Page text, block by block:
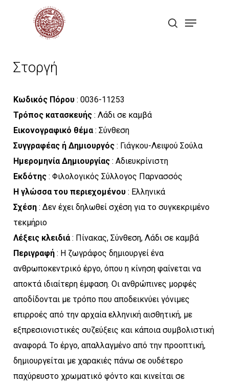
search
Menu
Στοργή
Κωδικός Πόρου: 0036-11253
Τρόπος κατασκευής: Λάδι σε καμβά
Εικονογραφικό θέμα: Σύνθεση
Συγγραφέας ή Δημιουργός: Γιάγκου-Λειψού Σούλα
Ημερομηνία Δημιουργίας: Αδιευκρίνιστη
Εκδότης: Φιλολογικός Σύλλογος Παρνασσός
Η γλώσσα του περιεχομένου: Ελληνικά
Σχέση: Δεν έχει δηλωθεί σχέση για το συγκεκριμένο
τεκμήριο
Λέξεις κλειδιά: Πίνακας, Σύνθεση, Λάδι σε καμβά
Περιγραφή: Η ζωγράφος δημιουργεί ένα
ανθρωποκεντρικό έργο, όπου η κίνηση φαίνεται να
αποκτά ιδιαίτερη έμφαση. Οι ανθρώπινες μορφές
αποδίδονται με τρόπο που αποδεικνύει γόνιμες
επιρροές από την αρχαία ελληνική αισθητική, με
εξπρεσιονιστικές συζεύξεις και κάποια συμβολιστική
αναφορά. Το έργο, απαλλαγμένο από την προοπτική,
δημιουργείται με χαρακιές πάνω σε ουδέτερο
παχύρευστο χρωματικό φόντο και κινείται σε